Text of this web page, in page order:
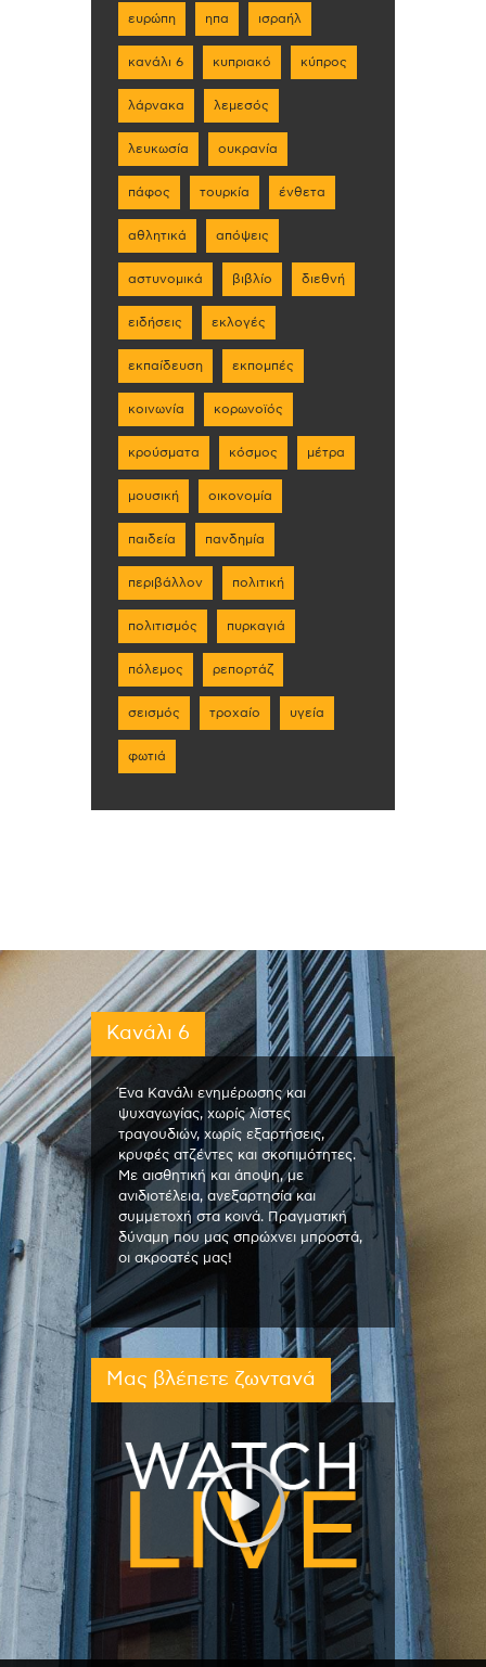
ευρώπη ηπα ισραήλ
κανάλι 6 κυπριακό κύπρος
λάρνακα λεμεσός
λευκωσία ουκρανία
πάφος τουρκία ένθετα
αθλητικά απόψεις
αστυνομικά βιβλίο διεθνή
ειδήσεις εκλογές
εκπαίδευση εκπομπές
κοινωνία κορωνοϊός
κρούσματα κόσμος μέτρα
μουσική οικονομία
παιδεία πανδημία
περιβάλλον πολιτική
πολιτισμός πυρκαγιά
πόλεμος ρεπορτάζ
σεισμός τροχαίο υγεία
φωτιά
Κανάλι 6
Ένα Κανάλι ενημέρωσης και
ψυχαγωγίας, χωρίς λίστες
τραγουδιών, χωρίς εξαρτήσεις,
κρυφές ατζέντες και σκοπιμότητες.
Με αισθητική και άποψη, με
ανιδιοτέλεια, ανεξαρτησία και
συμμετοχή στα κοινά. Πραγματική
δύναμη που μας σπρώχνει μπροστά,
οι ακροατές μας!
Μας βλέπετε ζωντανά